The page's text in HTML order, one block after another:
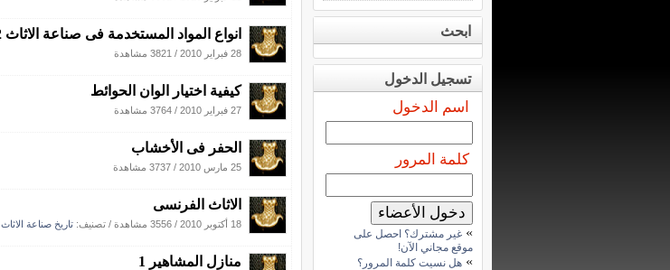
انواع المواد المستخدمة فى صناعة الاثاث 2
28 فبراير 2010 / 3821 مشاهدة
كيفية اختيار الوان الحوائط
27 فبراير 2010 / 3764 مشاهدة
الحفر فى الأخشاب
25 مارس 2010 / 3737 مشاهدة
الاثاث الفرنسى
18 أكتوبر 2010 / 3556 مشاهدة / تصنيف: تاريخ صناعة الاثاث
منازل المشاهير 1
ابحث
تسجيل الدخول
اسم الدخول
كلمة المرور
» غير مشترك؟ احصل على
موقع مجاني الآن!
» هل نسيت كلمة المرور؟